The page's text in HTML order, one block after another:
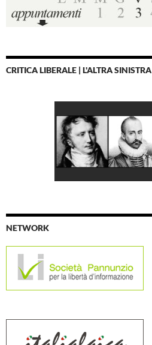
CRITICA LIBERALE | L'ALTRA SINISTRA
NETWORK